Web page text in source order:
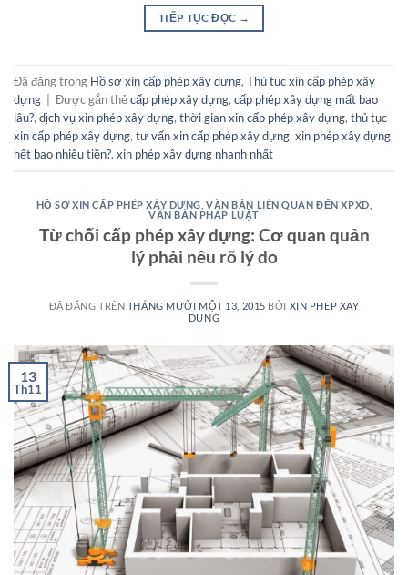
TIẾP TỤC ĐỌC →
Đã đăng trong Hồ sơ xin cấp phép xây dựng, Thủ tục xin cấp phép xây
dựng
Được gắn thẻcấp phép xây dựng, cấp phép xây dựng mất bao
lâu?, dịch vụ xin phép xây dựng, thời gian xin cấp phép xây dựng, thủ tục
xin cấp phép xây dựng, tư vấn xin cấp phép xây dựng, xin phép xây dựng
hết bao nhiêu tiền?, xin phép xây dựng nhanh nhất
HỒ SƠ XIN CẤP PHÉP XÂY DỰNG ,VĂN BẢN LIÊN QUAN ĐẾN XPXD
VĂN BẢN PHÁP LUẬT
Từ chối cấp phép xây dựng: Cơ quan quản
lý phải nêu rõ lý do
ĐÃ ĐĂNG TRÊN THÁNG MƯỜI MỘT 13, 2015 BỞI XIN PHEP XAY
DUNG
13
Th11